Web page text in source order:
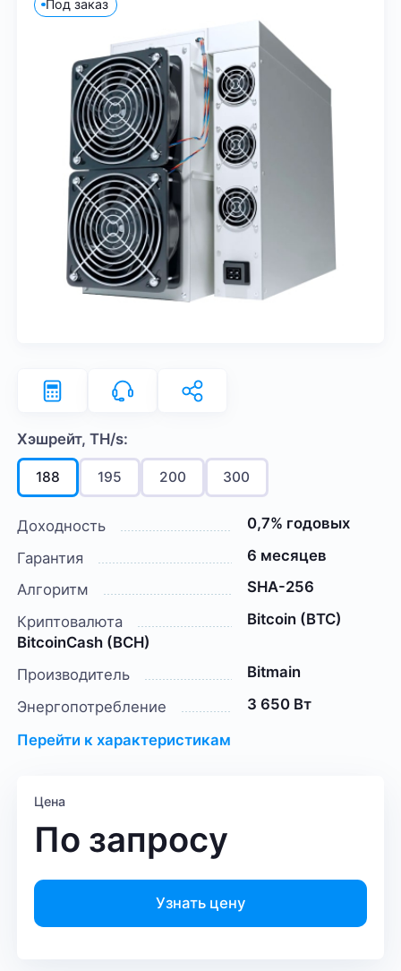
Под заказ
Хэшрейт, TH/s:
188 195 200 300
Доходность
0,7% годовых
Гарантия
6 месяцев
Алгоритм
SHA-256
Криптовалюта
Bitcoin (BTC)
BitcoinCash (BCH)
Производитель
Bitmain
Энергопотребление
3 650 Вт
Перейти к характеристикам
Цена
По запросу
Узнать цену